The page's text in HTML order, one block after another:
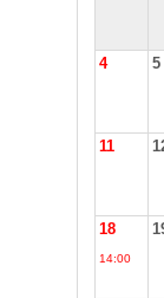
4 5
11
18
14:00